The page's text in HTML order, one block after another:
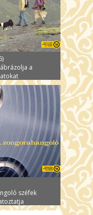
a
széfek